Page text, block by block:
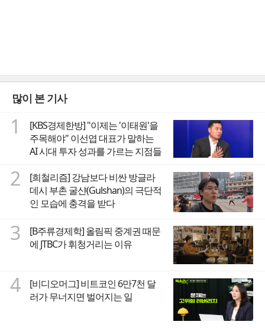
많이 본 기사
1
[KBS경제한방] "이제는 '이태원'을
주목해야" 이선엽 대표가 말하는
AI 시대 투자 성과를 가르는 지점들
2
[희철리즘] 강남보다 비싼 방글라
데시 부촌 굴샨(Gulshan)의 극단적
인 모습에 충격을 받다
3
[B주류경제학] 올림픽 중계권 때문
에 JTBC가 휘청거리는 이유
4
[비디오머그] 비트코인 6만7천 달
러가 무너지면 벌어지는 일